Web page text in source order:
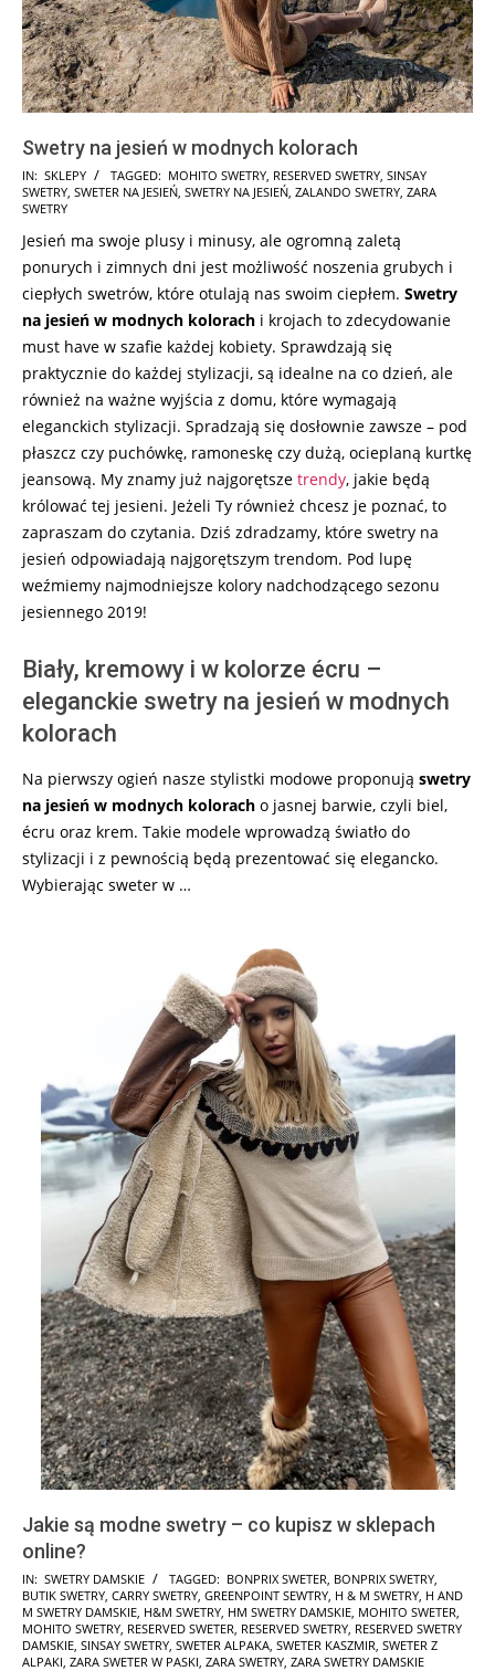
Swetry na jesień w modnych kolorach
2025-
07-
IN: SKLEPY TAGGED: MOHITO SWETRY RESERVED SWETRY SINSAY
SWETRY SWETER NA JESIEŃ SWETRY NA JESIEŃ ZALANDO SWETRY ZARA
SWETRY
Jesień ma swoje plusy i minusy, ale ogromną zaletą
ponurych i zimnych dni jest możliwość noszenia grubych i
ciepłych swetrów, które otulają nas swoim ciepłem. Swetry
na jesień w modnych kolorach i krojach to zdecydowanie
must have w szafie każdej kobiety. Sprawdzają się
praktycznie do każdej stylizacji, są idealne na co dzień, ale
również na ważne wyjścia z domu, które wymagają
eleganckich stylizacji. Spradzają się dosłownie zawsze – pod
płaszcz czy puchówkę, ramoneskę czy dużą, ocieplaną kurtkę
jeansową. My znamy już najgorętsze trendy, jakie będą
królować tej jesieni. Jeżeli Ty również chcesz je poznać, to
zapraszam do czytania. Dziś zdradzamy, które swetry na
jesień odpowiadają najgorętszym trendom. Pod lupę
weźmiemy najmodniejsze kolory nadchodzącego sezonu
jesiennego 2019!
Biały, kremowy i w kolorze écru –
eleganckie swetry na jesień w modnych
kolorach
Na pierwszy ogień nasze stylistki modowe proponują swetry
na jesień w modnych kolorach o jasnej barwie, czyli biel,
écru oraz krem. Takie modele wprowadzą światło do
stylizacji i z pewnością będą prezentować się elegancko.
Wybierając sweter w …
Jakie są modne swetry – co kupisz w sklepach
online?
2025-
05-
29
IN: SWETRY DAMSKIE TAGGED: BONPRIX SWETER BONPRIX SWETRY
BUTIK SWETRY CARRY SWETRY GREENPOINT SEWTRY H & M SWETRY H AND
M SWETRY DAMSKIE H&M SWETRY HM SWETRY DAMSKIE MOHITO SWETER
MOHITO SWETRY RESERVED SWETER RESERVED SWETRY RESERVED SWETRY
DAMSKIE SINSAY SWETRY SWETER ALPAKA SWETER KASZMIR SWETER Z
ALPAKI ZARA SWETER W PASKI ZARA SWETRY ZARA SWETRY DAMSKIE